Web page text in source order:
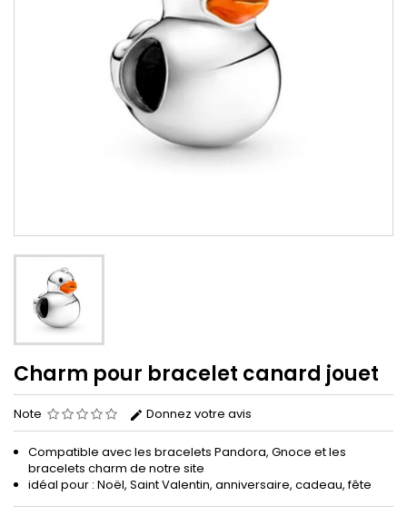
Charm pour bracelet canard jouet
Note Donnez votre avis
Compatible avec les bracelets Pandora, Gnoce et les
bracelets charm de notre site
idéal pour : Noël, Saint Valentin, anniversaire, cadeau, fête